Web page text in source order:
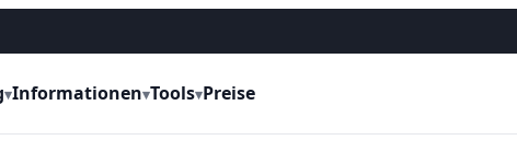
▾Informationen▾Tools▾Preise